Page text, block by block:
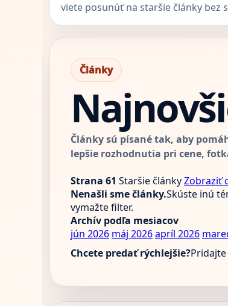
viete posunúť na staršie články bez
Články
Články sú písané tak, aby
lepšie rozhodnutia pri cene,
Strana 61 Staršie článkyZobraziť
Nenašli sme články.Skúste inú
vymažte filter.
Archív podľa mesiacov
jún 2026 máj 2026apríl 2026
Chcete predať rýchlejšie?